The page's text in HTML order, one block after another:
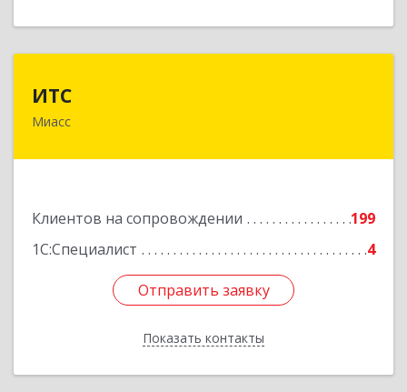
ИТС
Миасс
Клиентов на сопровождении
199
1С:Специалист
4
Отправить заявку
Показать контакты
456300, Челябинская обл, Миасс г, Романенко
Отправить заявку
Назад